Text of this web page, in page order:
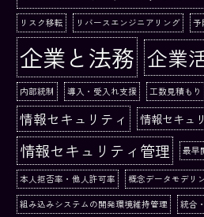
リスク移転 リバースエンジニアリング 予
企業と法務 企業
内部統制 導入・受入れ支援 工数見積もり
情報セキュリティ 情報セキュ
情報セキュリティ管理 最早
本人拒否率・他人許可率 概念データモデリ
組み込みシステムの開発環境維持管理 統合